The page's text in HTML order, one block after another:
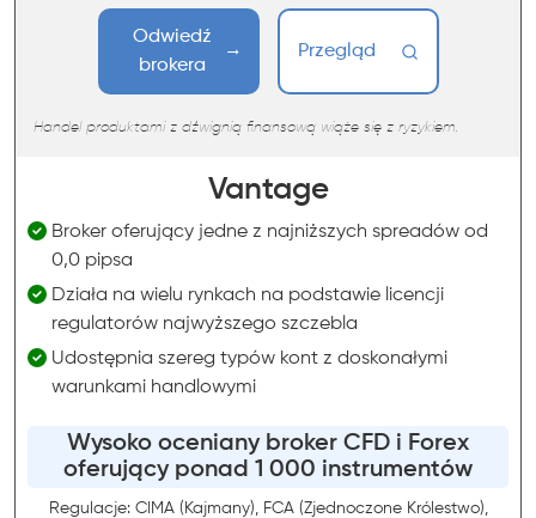
Odwiedź
brokera
Przegląd
Handel produktami z dźwignią finansową wiąże się z ryzykiem.
Vantage
Broker oferujący jedne z najniższych spreadów od
0,0 pipsa
Działa na wielu rynkach na podstawie licencji
regulatorów najwyższego szczebla
Udostępnia szereg typów kont z doskonałymi
warunkami handlowymi
Wysoko oceniany broker CFD i Forex
oferujący ponad 1 000 instrumentów
Regulacje: CIMA (Kajmany), FCA (Zjednoczone Królestwo),